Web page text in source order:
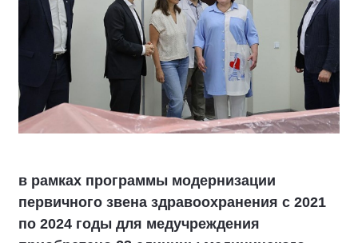
в рамках программы модернизации
первичного звена здравоохранения с 2021
по 2024 годы для медучреждения